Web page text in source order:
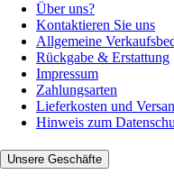
Über uns?
Kontaktieren Sie uns
Allgemeine
Rückgabe & Erstattung
Impressum
Zahlungsarten
Lieferkosten und
Hinweis zum
Unsere Geschäfte